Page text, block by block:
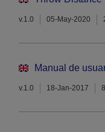
v.1.0 05-May-2020
Manual de
v.1.0 18-Jan-2017